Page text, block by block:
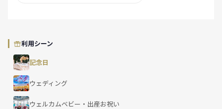
利用シーン
記念日
ウェディング
ウェルカムベビー・出産お祝い